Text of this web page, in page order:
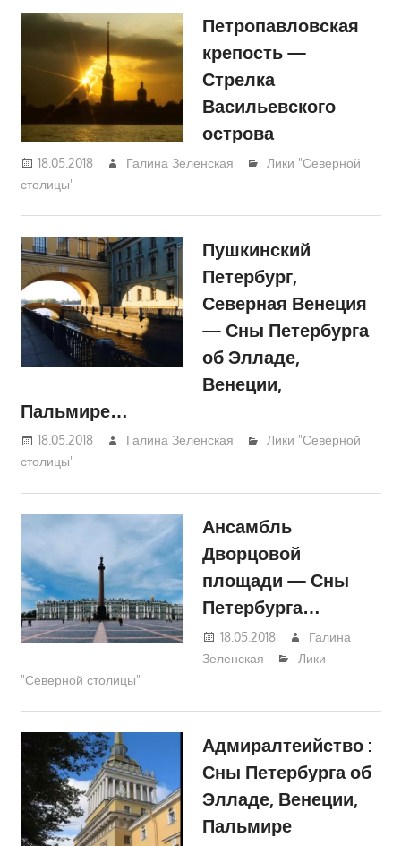
Петропавловская
крепость —
Стрелка
Васильевского
острова
18.05.2018 Галина Зеленская
Лики "Северной
столицы"
Пушкинский
Петербург,
Северная Венеция
— Сны Петербурга
об Элладе,
Венеции,
Пальмире…
18.05.2018 Галина Зеленская
Лики "Северной
столицы"
Ансамбль
Дворцовой
площади — Сны
Петербурга…
18.05.2018
Галина
Зеленская
Лики
"Северной столицы"
Адмиралтеийство :
Сны Петербурга об
Элладе, Венеции,
Пальмире